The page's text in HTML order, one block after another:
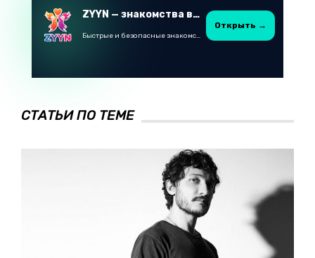
ZYYN — знакомства в Казахстане
Быстрые и безопасные знакомства в Telegram
Открыть →
СТАТЬИ ПО ТЕМЕ